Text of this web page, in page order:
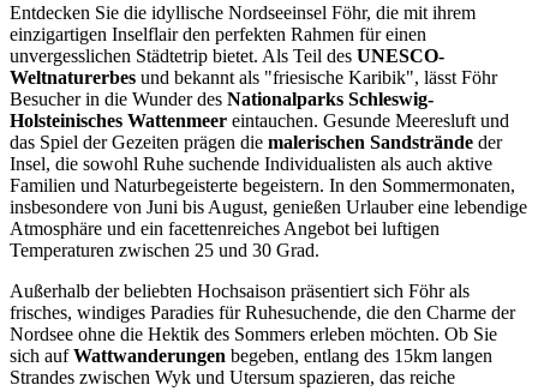
Entdecken Sie die idyllische Nordseeinsel Föhr, die mit ihrem
einzigartigen Inselflair den perfekten Rahmen für einen
unvergesslichen Städtetrip bietet. Als Teil des UNESCO-
Weltnaturerbes und bekannt als "friesische Karibik", lässt Föhr
Besucher in die Wunder des Nationalparks Schleswig-
Holsteinisches Wattenmeer eintauchen. Gesunde Meeresluft und
das Spiel der Gezeiten prägen die malerischen Sandstrände der
Insel, die sowohl Ruhe suchende Individualisten als auch aktive
Familien und Naturbegeisterte begeistern. In den Sommermonaten,
insbesondere von Juni bis August, genießen Urlauber eine lebendige
Atmosphäre und ein facettenreiches Angebot bei luftigen
Temperaturen zwischen 25 und 30 Grad.
Außerhalb der beliebten Hochsaison präsentiert sich Föhr als
frisches, windiges Paradies für Ruhesuchende, die den Charme der
Nordsee ohne die Hektik des Sommers erleben möchten. Ob Sie
sich aufWattwanderungen begeben, entlang des 15km langen
Strandes zwischen Wyk und Utersum spazieren, das reiche